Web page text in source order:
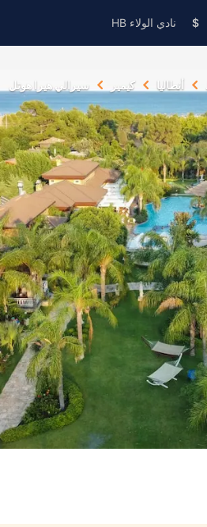
$ نادي الولاء HB
أنطاليا كيمير سيرالي هيرا هوتل